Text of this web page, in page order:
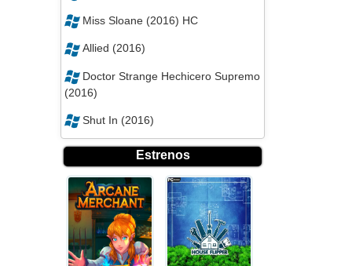
Miss Sloane (2016) HC
Allied (2016)
Doctor Strange Hechicero Supremo
(2016)
Shut In (2016)
Estrenos